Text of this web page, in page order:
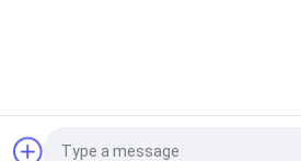
2026 Wuhan Epoch Trading